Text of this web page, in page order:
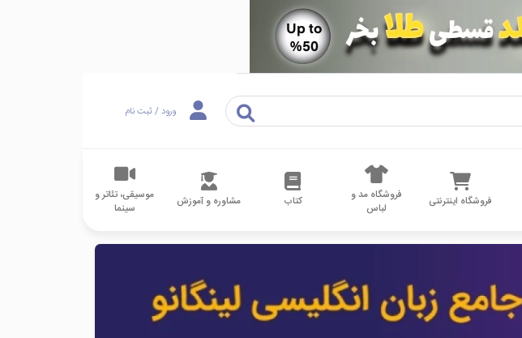
ورود / ثبت نام
فروشگاه اینترنتی
فروشگاه مد و
لباس
کتاب مشاوره و آموزش
موسیقی، تئاتر و
سینما